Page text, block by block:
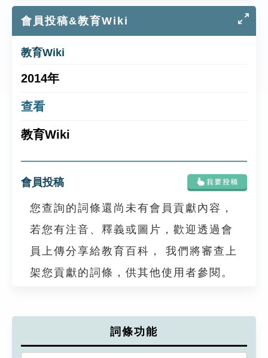
會員投稿&教育Wiki
教育Wiki
2014年
查看
教育Wiki
會員投稿
您查詢的詞條還尚未有會員貢獻內容，
若您有注音、釋義或圖片，歡迎透過會
員上傳分享給教育百科， 我們將審查上
架您貢獻的詞條，供其他使用者參閱。
詞條功能